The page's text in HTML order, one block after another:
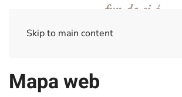
Skip to main content
Mapa web